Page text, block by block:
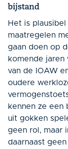
bijstand
Het is
maatregelen
gaan doen op
komende
van de IOAW
oudere
kennen ze een
uit gokken
geen rol, maar
daarnaast